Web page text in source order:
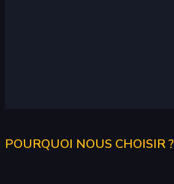
POURQUOI NOUS CHOISIR ?